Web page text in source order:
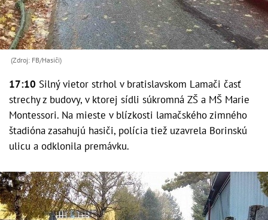
(Zdroj: FB/Hasiči)
17:10 Silný vietor strhol v bratislavskom Lamači časť
strechy z budovy, v ktorej sídli súkromná ZŠ a MŠ Marie
Montessori. Na mieste v blízkosti lamačského zimného
štadióna zasahujú hasiči, polícia tiež uzavrela Borinskú
ulicu a odklonila premávku.